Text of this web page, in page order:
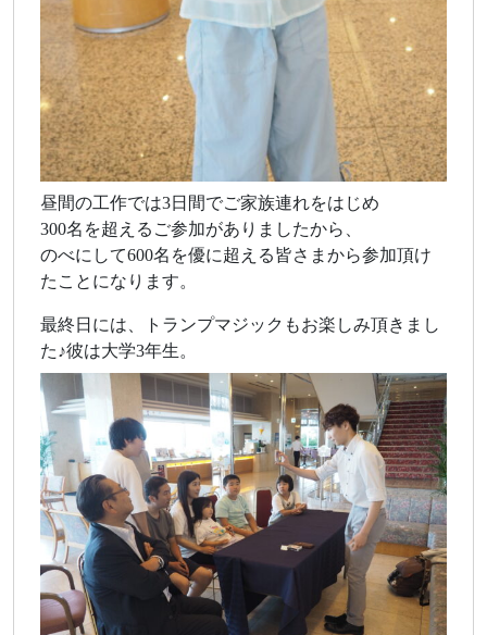
昼間の工作では3日間でご家族連れをはじめ
300名を超えるご参加がありましたから、
のべにして600名を優に超える皆さまから参加頂け
たことになります。
最終日には、トランプマジックもお楽しみ頂きまし
た♪彼は大学3年生。